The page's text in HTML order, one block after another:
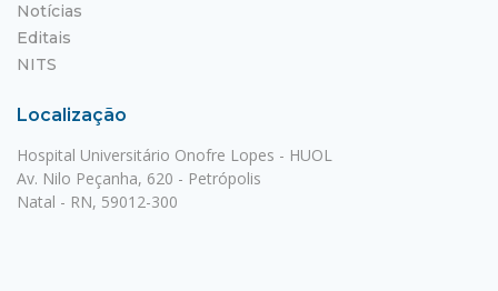
Notícias
Editais
NITS
Localização
Hospital Universitário Onofre Lopes - HUOL
Av. Nilo Peçanha, 620 - Petrópolis
Natal - RN, 59012-300